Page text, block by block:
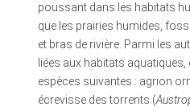
poussant dans les habitats
que les prairies humides,
et bras de rivière. Parmi les
liées aux habitats
espèces suivantes : agrion
écrevisse des torrents (